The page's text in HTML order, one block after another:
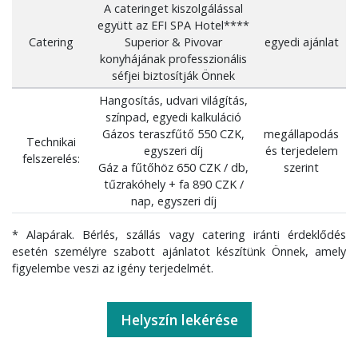
Catering
A cateringet kiszolgálással
együtt az EFI SPA Hotel****
Superior & Pivovar
konyhájának professzionális
séfjei biztosítják Önnek
egyedi ajánlat
Technikai
felszerelés:
Hangosítás, udvari világítás,
színpad, egyedi kalkuláció
Gázos teraszfűtő 550 CZK,
egyszeri díj
Gáz a fűtőhöz 650 CZK / db,
tűzrakóhely + fa 890 CZK /
nap, egyszeri díj
megállapodás
és terjedelem
szerint
* Alapárak. Bérlés, szállás vagy catering iránti érdeklődés
esetén személyre szabott ajánlatot készítünk Önnek, amely
figyelembe veszi az igény terjedelmét.
Helyszín lekérése